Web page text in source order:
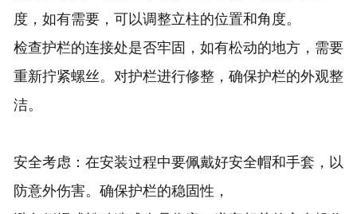
度，如有需要，可以调整立柱的位置和角度。
检查护栏的连接处是否牢固，如有松动的地方，需要
重新拧紧螺丝。对护栏进行修整，确保护栏的外观整
洁。
安全考虑：在安装过程中要佩戴好安全帽和手套，以
防意外伤害。确保护栏的稳固性，